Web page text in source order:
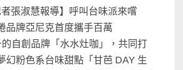
者張淑慧報導】呼叫台味派來嚐
品牌亞尼克首度攜手百萬
自創品牌「水水灶咖」，共同打
幻粉色系台味甜點「甘芭 DAY 生